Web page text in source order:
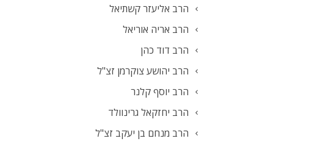
הרב אליעזר קשתיאל
הרב אריה אוריאל
הרב דוד כהן
הרב יהושע צוקרמן זצ"ל
הרב יוסף קלנר
הרב יחזקאל גרינוולד
הרב מנחם בן יעקב זצ"ל